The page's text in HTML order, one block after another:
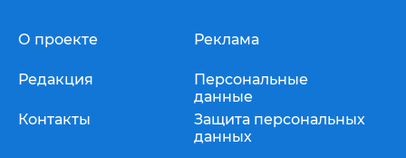
О проекте
Редакция
Контакты
Реклама
Персональные
данные
Защита персональных
данных